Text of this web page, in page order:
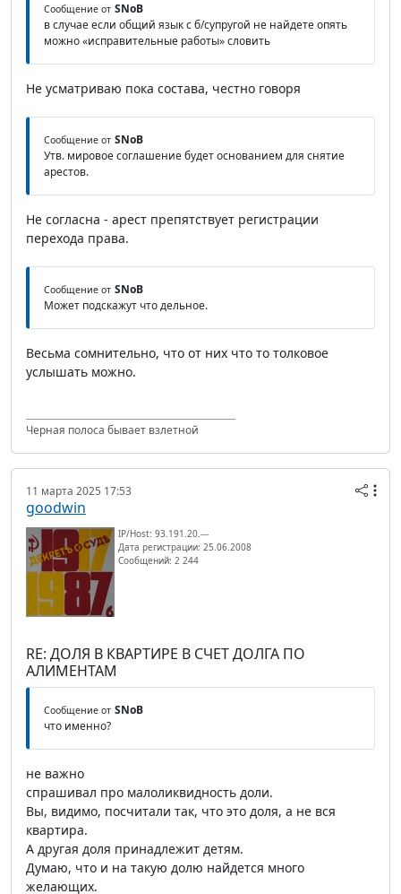
Сообщение от SNoB
в случае если общий язык с б/супругой не найдете опять
можно «исправительные работы» словить
Не усматриваю пока состава, честно говоря
Сообщение от SNoB
Утв. мировое соглашение будет основанием для снятие
арестов.
Не согласна - арест препятствует регистрации
перехода права.
Сообщение от SNoB
Может подскажут что дельное.
Весьма сомнительно, что от них что то толковое
услышать можно.
Черная полоса бывает взлетной
11 марта 2025 17:53
goodwin
IP/Host: 93.191.20.---
Дата регистрации: 25.06.2008
Сообщений: 2 244
RE: ДОЛЯ В КВАРТИРЕ В СЧЕТ ДОЛГА ПО
АЛИМЕНТАМ
Сообщение от SNoB
что именно?
не важно
спрашивал про малоликвидность доли.
Вы, видимо, посчитали так, что это доля, а не вся
квартира.
А другая доля принадлежит детям.
Думаю, что и на такую долю найдется много
желающих.